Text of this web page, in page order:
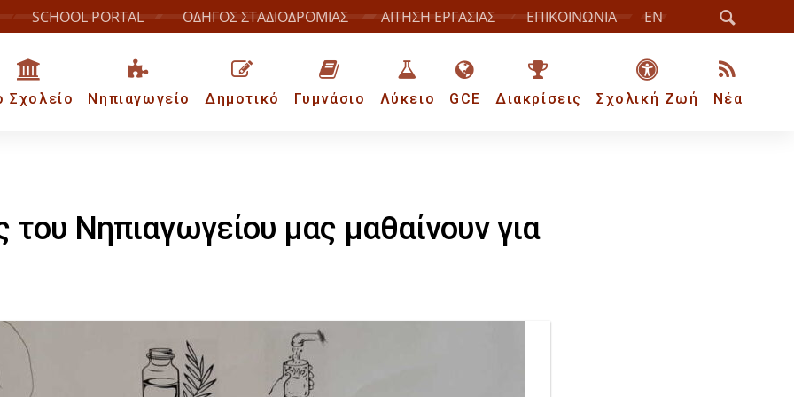
SCHOOL PORTAL ΟΔΗΓΟΣ ΣΤΑΔΙΟΔΡΟΜΙΑΣ ΑΙΤΗΣΗ ΕΡΓΑΣΙΑΣ ΕΠΙΚΟΙΝΩΝΙΑ EN
Σχολείο Νηπιαγωγείο Δημοτικό Γυμνάσιο Λύκειο GCE Διακρίσεις Σχολική Ζωή Νέα
του Νηπιαγωγείου μας μαθαίνουν για